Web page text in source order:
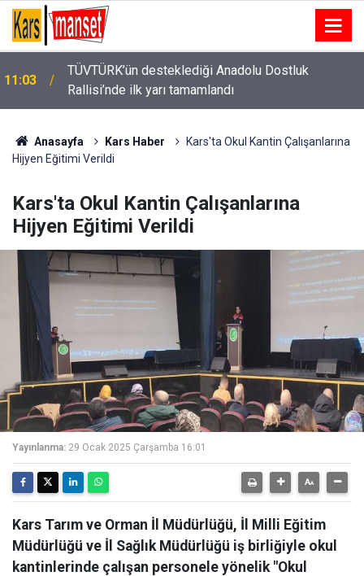
11:02
Konkordato ilan eden eğitim kurumunda mağduriyet
yaşayan veliler ve öğretmenleri hak arayışını şehir
merkezine taşıdı
Anasayfa Kars Haber
Kars'ta Okul Kantin Çalışanlarına
Hijyen Eğitimi Verildi
Kars'ta Okul Kantin Çalışanlarına
Hijyen Eğitimi Verildi
Yayınlanma: 29 Ocak 2025 Çarşamba 16:01
Kars Tarım ve Orman İl Müdürlüğü, İl Milli Eğitim
Müdürlüğü ve İl Sağlık Müdürlüğü iş birliğiyle okul
kantinlerinde çalışan personele yönelik "Okul